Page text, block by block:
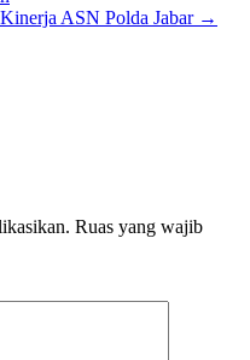
ASN Polda Jabar →
Ruas yang wajib